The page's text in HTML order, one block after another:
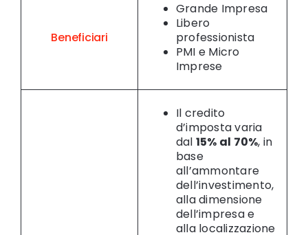
Beneficiari
Grande Impresa
Libero
professionista
PMI e Micro
Imprese
Il credito
d’imposta varia
dal 15% al 70%, in
base
all’ammontare
dell’investimento,
alla dimensione
dell’impresa e
alla localizzazione